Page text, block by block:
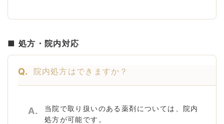
■ 処方・院内対応
Q. 院内処方はできますか？
A.
当院で取り扱いのある薬剤については、院内
処方が可能です。